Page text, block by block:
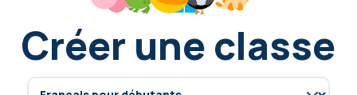
Créer une classe